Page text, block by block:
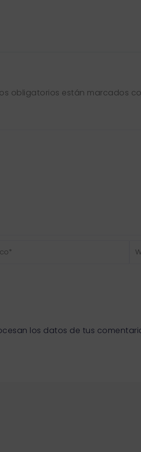
obligatorios están marcados
los datos de tus